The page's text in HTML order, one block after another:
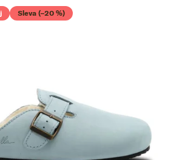
Sleva (–20 %)